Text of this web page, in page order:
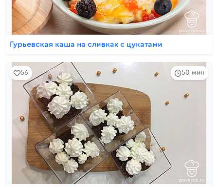
Гурьевская каша на сливках с цукатами
50 мин
56